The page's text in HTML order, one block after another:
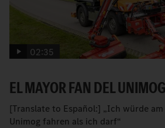
02:35
EL MAYOR FAN DEL
[Translate to Español:] „Ich würde
Unimog fahren als ich darf“